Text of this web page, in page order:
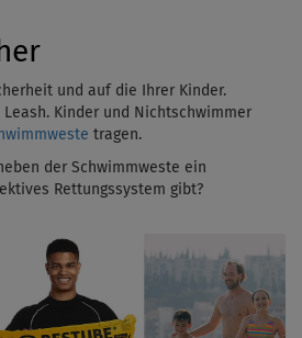
und auf die Ihrer Kinder.
Leash. Kinder und Nichtschwimmer
tragen.
der Schwimmweste ein
Rettungssystem gibt?